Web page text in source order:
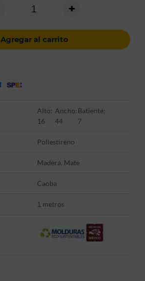
+
Agregar al carrito
Alto:
16
Ancho:
44
Batiente:
7
Poliestireno
Madera, Mate
Caoba
1 metros